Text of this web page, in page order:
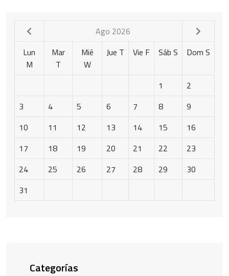
Ago 2026
Lun
M
Mar
T
Mié
W
Jue T Vie F Sáb S Dom S
1
2
3
4 5 6 7 8
9
10
11 12 13 14 15
16
17
18 19 20 21 22
23
24
25 26 27 28 29
30
31
Categorías